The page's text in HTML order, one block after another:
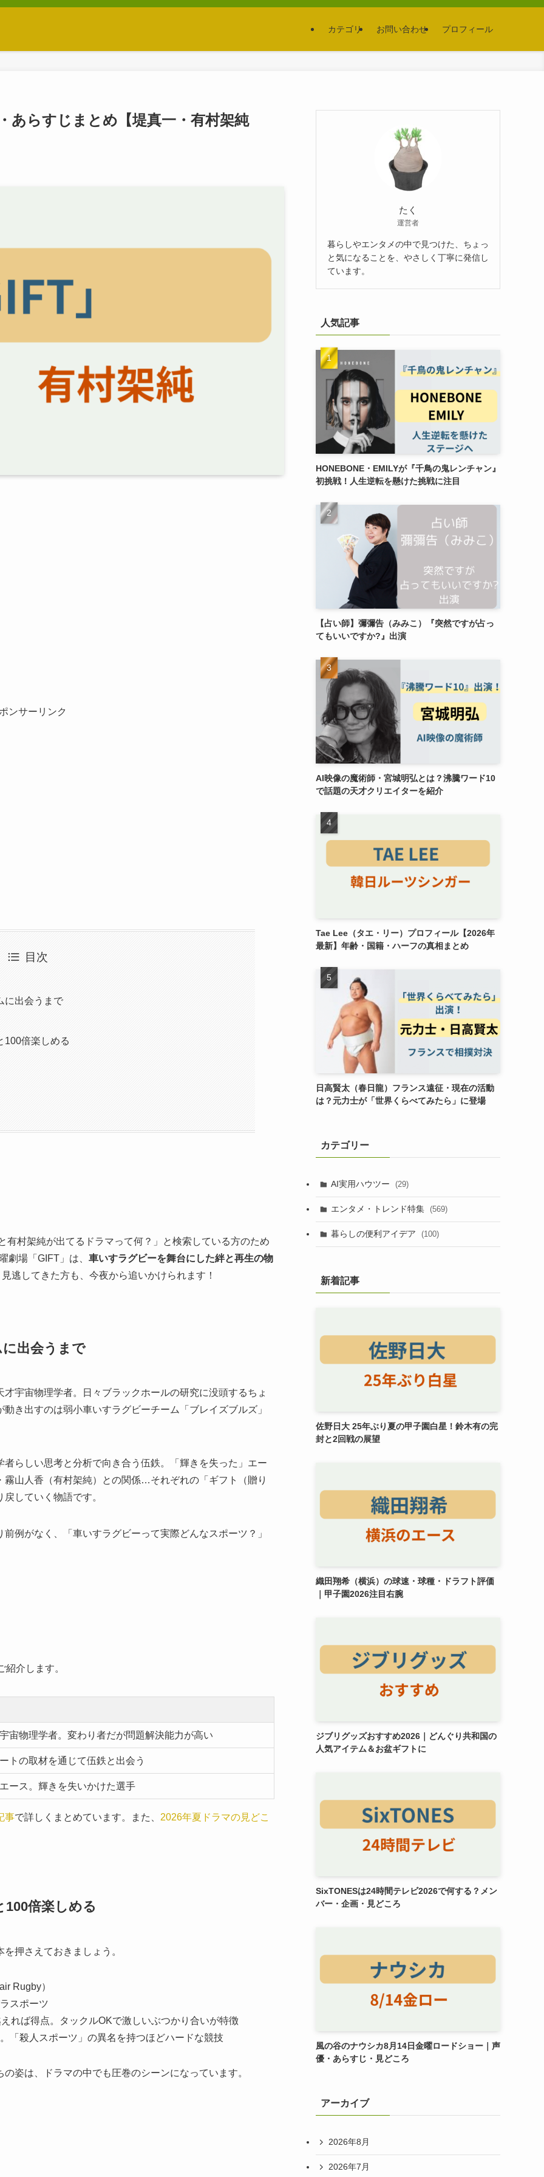
カテゴリ お問い合わせ プロフィール
あらすじまとめ【堤真一・有村架純
ンサーリンク
目次
に出会うまで
100倍楽しめる
有村架純が出てるドラマって何？」と検索している方のため
劇場「GIFT」は、 車いすラグビーを舞台にした絆と再生の物
逃してきた方も、今夜から追いかけられます！
出会うまで
才宇宙物理学者。日々ブラックホールの研究に没頭するちょ
き出すのは弱小車いすラグビーチーム「ブレイズブルズ」
らしい思考と分析で向き合う伍鉄。「輝きを失った」エー
山人香（有村架純）との関係…それぞれの「ギフト（贈り
していく物語です。
例がなく、「車いすラグビーって実際どんなスポーツ？」
介します。
宙物理学者。変わり者だが問題解決能力が高い
トの取材を通じて伍鉄と出会う
ース。輝きを失いかけた選手
事で詳しくまとめています。また、 2026年夏ドラマの見どこ
倍楽しめる
押さえておきましょう。
Rugby）
スポーツ
れば得点。タックルOKで激しいぶつかり合いが特徴
「殺人スポーツ」の異名を持つほどハードな競技
姿は、ドラマの中でも圧巻のシーンになっています。
たく
運営者
暮らしやエンタメの中で見つけた、ちょっ
と気になることを、やさしく丁寧に発信し
ています。
人気記事
HONEBONE・EMILYが『千鳥の鬼レンチャン』
初挑戦！人生逆転を懸けた挑戦に注目
【占い師】彌彌告（みみこ）『突然ですが占っ
てもいいですか?』出演
AI映像の魔術師・宮城明弘とは？沸騰ワード10
で話題の天才クリエイターを紹介
Tae Lee（タエ・リー）プロフィール【2026年
最新】年齢・国籍・ハーフの真相まとめ
日高賢太（春日龍）フランス遠征・現在の活動
は？元力士が「世界くらべてみたら」に登場
カテゴリー
AI実用ハウツー (29)
エンタメ・トレンド特集 (569)
暮らしの便利アイデア (100)
新着記事
佐野日大 25年ぶり夏の甲子園白星！鈴木有の完
封と2回戦の展望
織田翔希（横浜）の球速・球種・ドラフト評価
｜甲子園2026注目右腕
ジブリグッズおすすめ2026｜どんぐり共和国の
人気アイテム＆お盆ギフトに
SixTONESは24時間テレビ2026で何する？メン
バー・企画・見どころ
風の谷のナウシカ8月14日金曜ロードショー｜声
優・あらすじ・見どころ
アーカイブ
2026年8月
2026年7月